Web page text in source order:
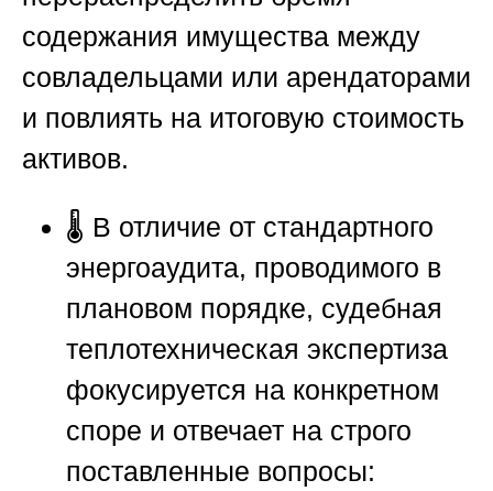
содержания имущества между
совладельцами или арендаторами
и повлиять на итоговую стоимость
активов.
🌡️ В отличие от стандартного
энергоаудита, проводимого в
плановом порядке, судебная
теплотехническая экспертиза
фокусируется на конкретном
споре и отвечает на строго
поставленные вопросы: